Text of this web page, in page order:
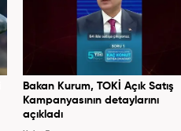
Bakan Kurum, TOKİ Açık Satış
Kampanyasının detaylarını
açıkladı